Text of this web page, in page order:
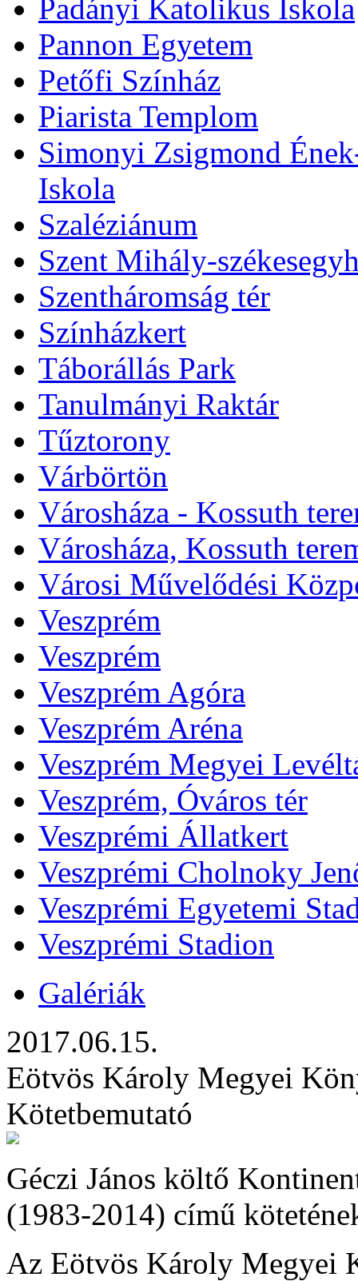
Padányi Katolikus Iskola
Pannon Egyetem
Petőfi Színház
Piarista Templom
Simonyi Zsigmond
Iskola
Szaléziánum
Szent Mihály-
Szentháromság tér
Színházkert
Táborállás Park
Tanulmányi Raktár
Tűztorony
Várbörtön
Városháza - Kossuth
Városháza, Kossuth
Városi Művelődési
Veszprém
Veszprém
Veszprém Agóra
Veszprém Aréna
Veszprém Megyei
Veszprém, Óváros tér
Veszprémi Állatkert
Veszprémi Cholnoky
Veszprémi Egyetemi
Veszprémi Stadion
Galériák
2017.06.15.
Eötvös Károly Megyei
Kötetbemutató
Géczi János költő
(1983-2014) című
Az Eötvös Károly Megyei